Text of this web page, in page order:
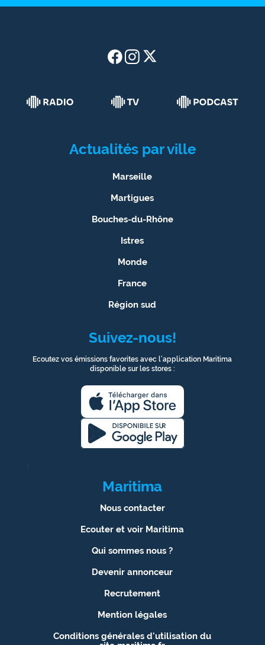
Actualités par ville
Marseille
Martigues
Bouches-du-Rhône
Istres
Monde
France
Région sud
Suivez-nous!
Ecoutez vos émissions favorites avec l’application Maritima
disponible sur les stores :
1
Maritima
Nous contacter
Ecouter et voir Maritima
Qui sommes nous ?
Devenir annonceur
Recrutement
Mention légales
Conditions générales d'utilisation du